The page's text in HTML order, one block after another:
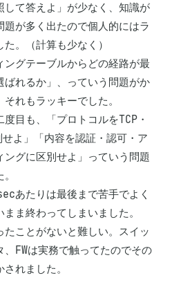
して答えよ」が少なく、知識が
題が多く出たので個人的にはラ
た。（計算も少なく）
ングテーブルからどの経路が最
ばれるか」、っていう問題がか
それもラッキーでした。
度目も、「プロトコルをTCP・
せよ」「内容を認証・認可・ア
ングに区別せよ」っていう問題
あたりは最後まで苦手でよく
ま終わってしまいました。
たことがないと難しい。スイッ
、FWは実務で触ってたのでその
れました。